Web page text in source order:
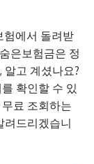
험에서 돌려받
은보험금은 정
고 계셨나요?
확인할 수 있
료 조회하는
려드리겠습니